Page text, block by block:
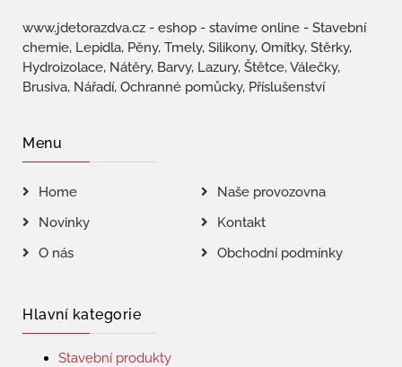
www.jdetorazdva.cz - eshop - stavíme online - Stavební
chemie, Lepidla, Pěny, Tmely, Silikony, Omítky, Stěrky,
Hydroizolace, Nátěry, Barvy, Lazury, Štětce, Válečky,
Brusiva, Nářadí, Ochranné pomůcky, Příslušenství
Menu
Home
Naše provozovna
Novinky
Kontakt
O nás
Obchodní podmínky
Hlavní kategorie
Stavební produkty